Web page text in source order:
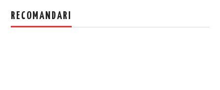
RECOMANDARI